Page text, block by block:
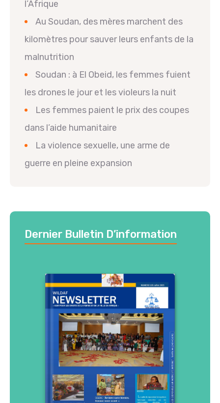
l’Afrique
Au Soudan, des mères marchent des
kilomètres pour sauver leurs enfants de la
malnutrition
Soudan : à El Obeid, les femmes fuient
les drones le jour et les violeurs la nuit
Les femmes paient le prix des coupes
dans l’aide humanitaire
La violence sexuelle, une arme de
guerre en pleine expansion
Dernier Bulletin D’information